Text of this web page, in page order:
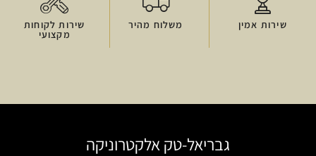
שירות אמין משלוח מהיר שירות לקוחות
מקצועי
גבריאל-טק אלקטרוניקה